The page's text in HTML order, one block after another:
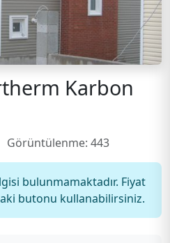
Karbon
Görüntülenme: 443
bulunmamaktadır. Fiyat
butonu kullanabilirsiniz.